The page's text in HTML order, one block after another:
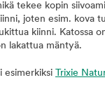
tekee kopin
joten esim. kova
kiinni. Katossa
lakattua mäntyä.
esimerkiksi Trixie